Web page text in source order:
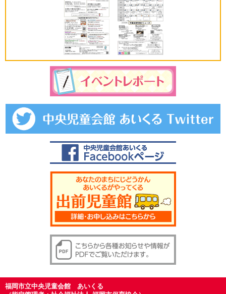
福岡市立中央児童会館 あいくる